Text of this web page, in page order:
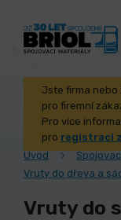
Jste firma nebo
pro firemní
Pro více
pro registraci
Úvod
Vruty do dřeva a
Vruty do